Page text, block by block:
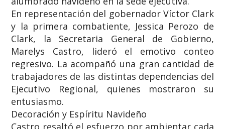
​En representación del gobernador Víctor Clark
y la primera combatiente, Jessica Perozo de
Clark, la Secretaria General de Gobierno,
Marelys Castro, lideró el emotivo conteo
regresivo. La acompañó una gran cantidad de
trabajadores de las distintas dependencias del
Ejecutivo Regional, quienes mostraron su
entusiasmo.
​Decoración y Espíritu Navideño
​Castro resaltó el esfuerzo por ambientar cada